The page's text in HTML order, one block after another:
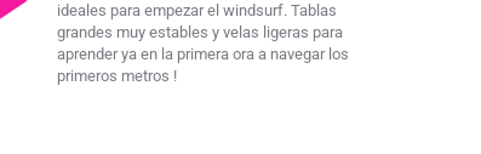
ideales para empezar el windsurf. Tablas
grandes muy estables y velas ligeras para
aprender ya en la primera ora a navegar los
primeros metros !